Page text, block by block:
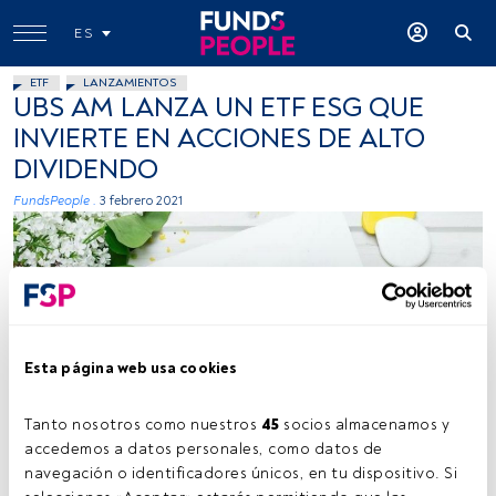
Esta página web usa cookies
Tanto nosotros como nuestros 45 socios almacenamos y
accedemos a datos personales, como datos de
navegación o identificadores únicos, en tu dispositivo. Si
ES
ETF LANZAMIENTOS
UBS AM LANZA UN ETF ESG QUE
INVIERTE EN ACCIONES DE ALTO
DIVIDENDO
FundsPeople . 3 febrero 2021
Tiempo lectura: 1 min.